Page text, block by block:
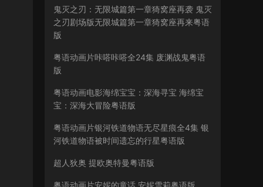
鬼灭之刃：无限城篇第一章猗窝座再袭 鬼灭
之刃剧场版无限城篇第一章猗窝座再来粤语
版
粤语动画片咔嗒咔嗒全24集 废渊战鬼粤语
版
粤语动画电影海绵宝宝：深海寻宝 海绵宝
宝：深海大冒险粤语版
粤语动画片银河铁道物语无尽星痕全4集 银
河铁道物语被时间遗忘的行星粤语版
超人狄奥 提欧奥特曼粤语版
粤语动画片安妮的童话 安妮雪莉粤语版